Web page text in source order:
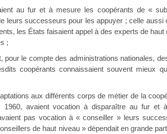
au fur et à mesure les coopérants de «
leurs successeurs pour les appuyer ; celle aussi
les États faisaient appel à des experts de haut
;
le compte des administrations nationales,
coopérants connaissaient souvent mieux
aux différents corps de métier de la
avaient vocation à disparaître au fur et
pas vocation à « conseiller » leurs
de haut niveau » dépendait en grande